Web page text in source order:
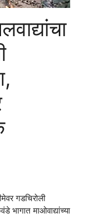
गडचिरोली
भागात माओवाद्यांच्या